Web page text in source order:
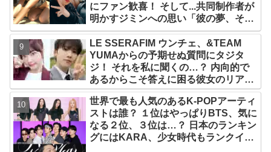
にファン歓喜！ そして...共同制作者が
明かすジミンへの思い「彼の夢、そし
て彼の絶望から生まれた歌」
LE SSERAFIM ウンチェ、&TEAM
YUMAからの予期せぬ質問にタジタ
ジ！ それを私に聞くの…？ 内向的で
あるからこそ答えに困る彼女のリアク
ションがかわいすぎる
世界で最も人気のあるK-POPアーティ
ストは誰？ １位はやっぱりBTS、気に
なる２位、３位は…？ 日本のランキン
グにはKARA、少女時代もランクイ